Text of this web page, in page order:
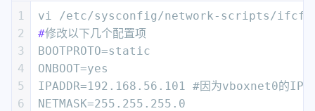
1
2
3
4
5
6
vi /etc/sysconfig/network-scripts/ifcfg-
#修改以下几个配置项
BOOTPROTO=static
ONBOOT=yes
IPADDR=192.168.56.101 #因为vboxnet0的IP
NETMASK=255.255.255.0